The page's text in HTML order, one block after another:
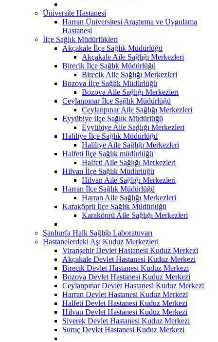
Üniversite Hastanesi
Harran Üniversitesi Araştırma ve Uygulama
Hastanesi
İlçe Sağlık Müdürlükleri
Akçakale İlçe Sağlık Müdürlüğü
Akçakale Aile Sağlığı Merkezleri
Birecik İlçe Sağlık Müdürlüğü
Birecik Aile Sağlığı Merkezleri
Bozova İlçe Sağlık Müdürlüğü
Bozova Aile Sağlığı Merkezleri
Ceylanpınar İlçe Sağlık Müdürlüğü
Ceylanpınar Aile Sağlığı Merkezleri
Eyyübiye İlçe Sağlık Müdürlüğü
Eyyübiye Aile Sağlığı Merkezleri
Haliliye İlçe Sağlık Müdürlüğü
Haliliye Aile Sağlığı Merkezleri
Halfeti İlçe Sağlık müdürlüğü
Halfeti Aile Sağlığı Merkezleri
Hilvan İlçe Sağlık Müdürlüğü
Hilvan Aile Sağlığı Merkezleri
Harran İlçe Sağlık Müdürlüğü
Harran Aile Sağlığı Merkezleri
Karaköprü İlçe Sağlık Müdürlüğü
Karaköprü Aile Sağlığı Merkezleri
Şanlıurfa Halk Sağlığı Laboratuvarı
Hastanelerdeki Aşı Kuduz Merkezleri
Viranşehir Devlet Hastanesi Kuduz Merkezi
Akçakale Devlet Hastanesi Kuduz Merkezi
Birecik Devlet Hastanesi Kuduz Merkezi
Bozova Devlet Hastanesi Kuduz Merkezi
Ceylanpınar Devlet Hastanesi Kuduz Merkezi
Harran Devlet Hastanesi Kuduz Merkezi
Halfeti Devlet Hastanesi Kuduz Merkezi
Hilvan Devlet Hastanesi Kuduz Merkezi
Siverek Devlet Hastanesi Kuduz Merkezi
Suruç Devlet Hastanesi Kuduz Merkezi